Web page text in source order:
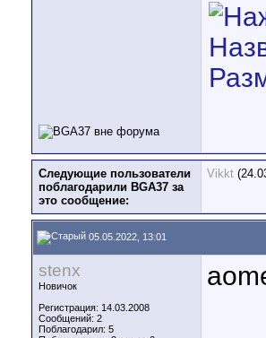
Следующие пользователи
поблагодарили BGA37 за
это сообщение:
Vikkt
05.05.2022, 13:01
stenx
Новичок
Регистрация: 14.03.2008
Сообщений: 2
Поблагодарил: 5